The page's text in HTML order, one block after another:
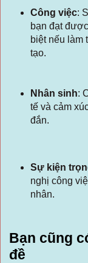
Công việc:
bạn đạt
biệt nếu làm
tạo.
Nhân sinh:
tế và cảm
đắn.
Sự kiện
nghị công
nhân.
Bạn cũng
đề